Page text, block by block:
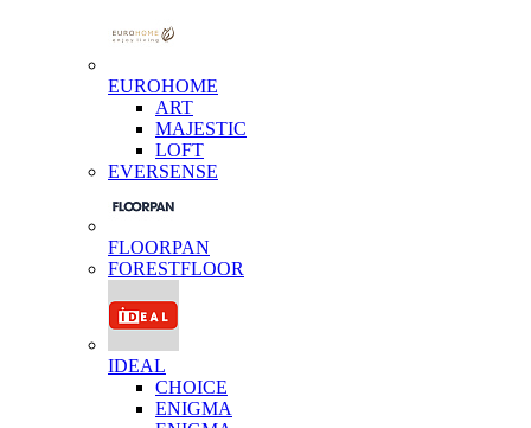
EUROHOME
ART
MAJESTIC
LOFT
EVERSENSE
FLOORPAN
FORESTFLOOR
IDEAL
CHOICE
ENIGMA